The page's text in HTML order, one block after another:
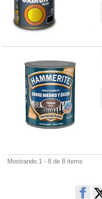
Mostrando 1 - 8 de 8 items